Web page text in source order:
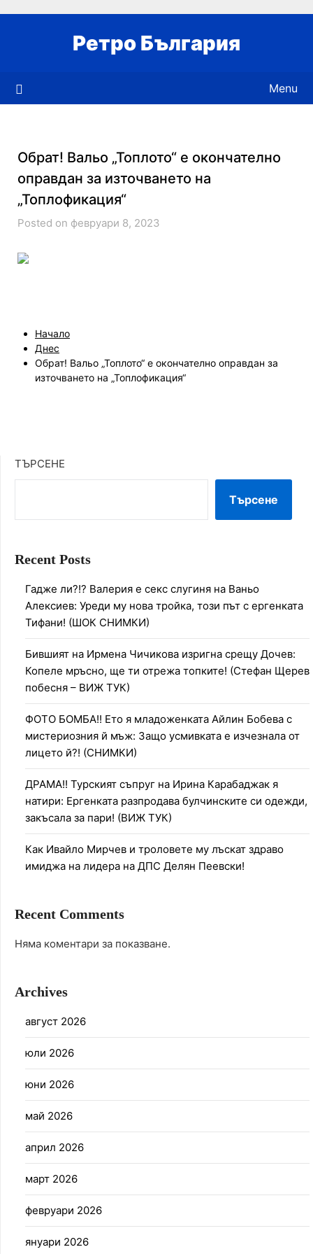
Ретро България
Menu
Обрат! Вальо „Топлото“ е окончателно
оправдан за източването на
„Топлофикация“
Posted on февруари 8, 2023
Начало
Днес
Обрат! Вальо „Топлото“ е окончателно оправдан за
източването на „Топлофикация“
ТЪРСЕНЕ
Търсене
Recent Posts
Гадже ли?!? Валерия е секс слугиня на Ваньо
Алексиев: Уреди му нова тройка, този път с ергенката
Тифани! (ШОК СНИМКИ)
Бившият на Ирмена Чичикова изригна срещу Дочев:
Копеле мръсно, ще ти отрежа топките! (Стефан Щерев
побесня – ВИЖ ТУК)
ФОТО БОМБА!! Ето я младоженката Айлин Бобева с
мистериозния й мъж: Защо усмивката е изчезнала от
лицето й?! (СНИМКИ)
ДРАМА!! Турският съпруг на Ирина Карабаджак я
натири: Ергенката разпродава булчинските си одежди,
закъсала за пари! (ВИЖ ТУК)
Как Ивайло Мирчев и троловете му лъскат здраво
имиджа на лидера на ДПС Делян Пеевски!
Recent Comments
Няма коментари за показване.
Archives
август 2026
юли 2026
юни 2026
май 2026
април 2026
март 2026
февруари 2026
януари 2026